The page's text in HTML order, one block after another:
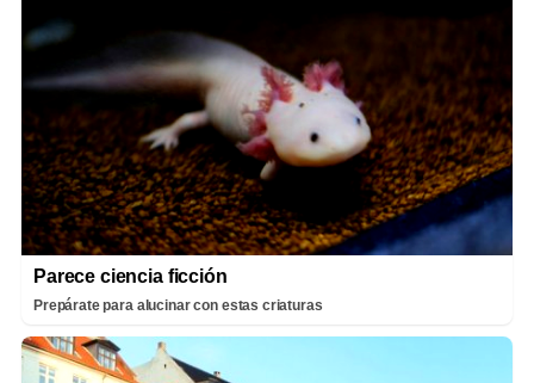
Parece ciencia ficción
Prepárate para alucinar con estas criaturas